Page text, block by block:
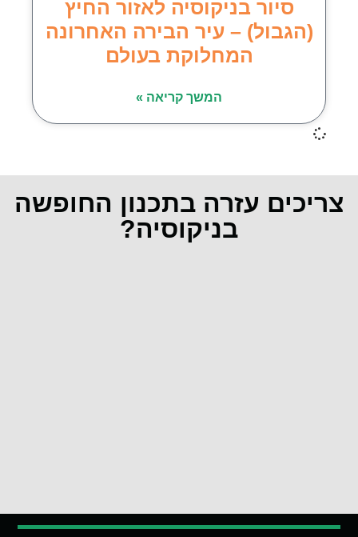
סיור בניקוסיה לאזור החיץ
(הגבול) – עיר הבירה האחרונה
המחלוקת בעולם
המשך קריאה »
צריכים עזרה בתכנון החופשה
בניקוסיה?